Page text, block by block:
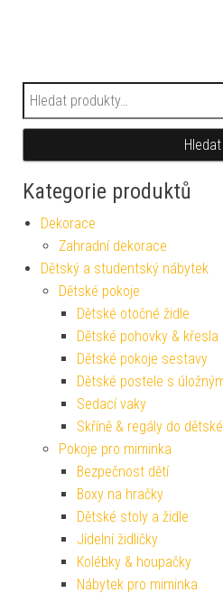
Hledat:
Hledat
Kategorie produktů
Dekorace
Zahradní dekorace
Dětský a studentský nábytek
Dětské pokoje
Dětské otočné židle
Dětské pohovky & křesla
Dětské pokoje sestavy
Dětské postele s
Sedací vaky
Skříně & regály do
Pokoje pro miminka
Bezpečnost dětí
Boxy na hračky
Dětské stoly a židle
Jídelní židličky
Kolébky & houpačky
Nábytek pro miminka